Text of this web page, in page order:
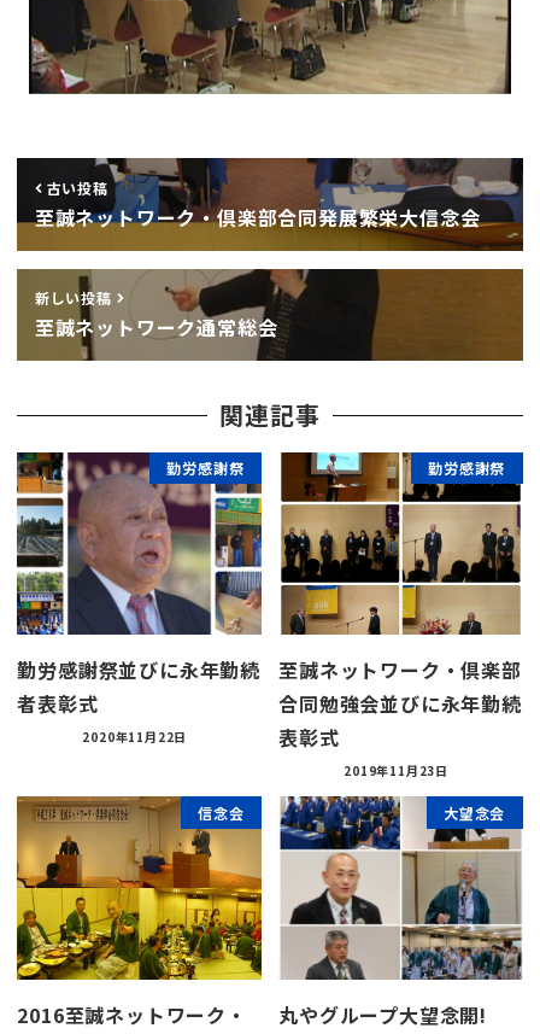
古い投稿
至誠ネットワーク・倶楽部合同発展繁栄大信念会
新しい投稿
至誠ネットワーク通常総会
関連記事
勤労感謝祭
勤労感謝祭並びに永年勤続
者表彰式
2020年11月22日
勤労感謝祭
至誠ネットワーク・倶楽部
合同勉強会並びに永年勤続
表彰式
2019年11月23日
信念会
2016至誠ネットワーク・
大望念会
丸やグループ大望念開!